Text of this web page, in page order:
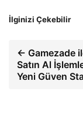
İlginizi Çekebilir
← Gamezade
Satın Al
Yeni Güven